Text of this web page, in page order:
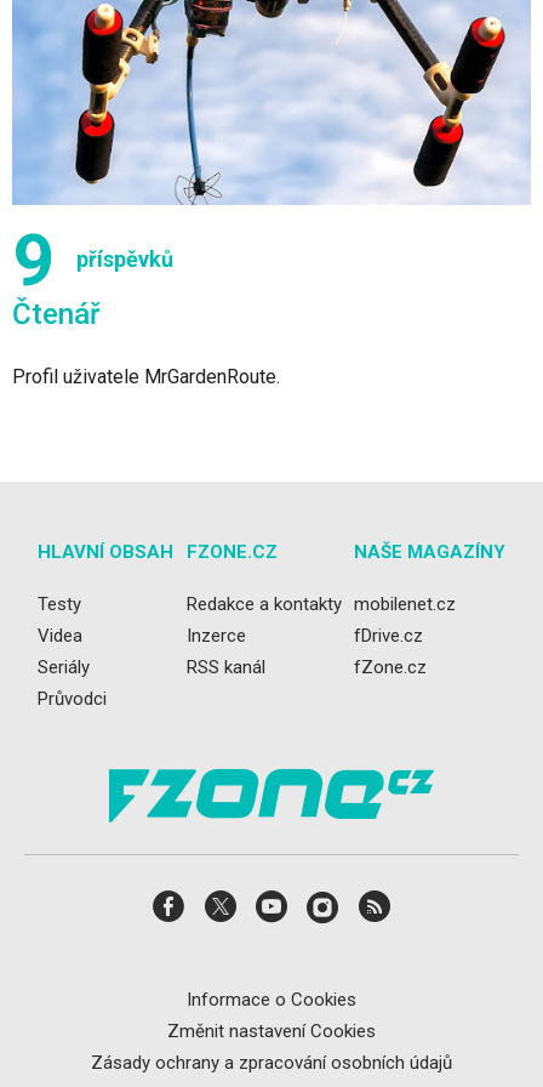
9 příspěvků
Čtenář
Profil uživatele MrGardenRoute.
HLAVNÍ OBSAH
Testy
Videa
Seriály
Průvodci
FZONE.CZ
Redakce a kontakty
Inzerce
RSS kanál
NAŠE MAGAZÍNY
mobilenet.cz
fDrive.cz
fZone.cz
Informace o Cookies
Změnit nastavení Cookies
Zásady ochrany a zpracování osobních údajů